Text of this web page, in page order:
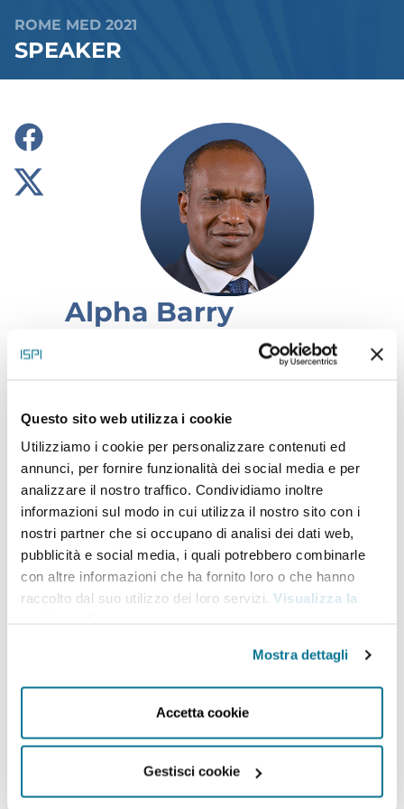
Questo sito web utilizza i cookie
Utilizziamo i cookie per personalizzare contenuti ed
annunci, per fornire funzionalità dei social media e per
analizzare il nostro traffico. Condividiamo inoltre
informazioni sul modo in cui utilizza il nostro sito con i
nostri partner che si occupano di analisi dei dati web,
pubblicità e social media, i quali potrebbero combinarle
con altre informazioni che ha fornito loro o che hanno
raccolto dal suo utilizzo dei loro servizi. Visualizza la
Mostra dettagli
Accetta cookie
Gestisci cookie
ROME MED 2021
SPEAKER
Alpha Barry
Minister of Foreign Affairs,
Cooperation, African Integration
Faso
Alpha Mamadou Barry was appointed Minister of
Burkinabe abroadin 2016, and Special Advisor to
the President of the Republic of Guinea in 2011.
held several correspondent and journalist positions
Horizon FM. Alpha Barry holds a masters in
journalism and Communication, as well as a